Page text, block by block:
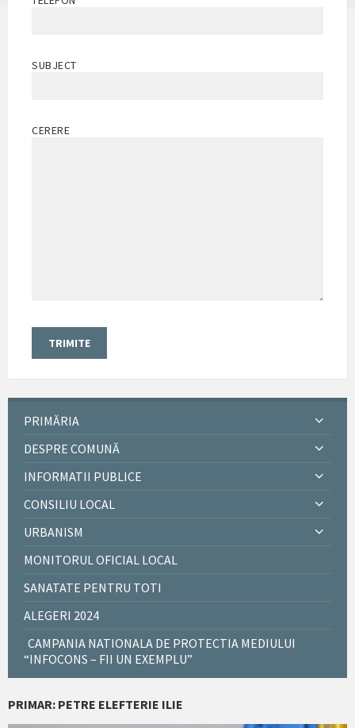
SUBJECT
CERERE
PRIMĂRIA
DESPRE COMUNĂ
INFORMATII PUBLICE
CONSILIU LOCAL
URBANISM
MONITORUL OFICIAL LOCAL
SANATATE PENTRU TOTI
ALEGERI 2024
CAMPANIA NATIONALA DE PROTECTIA MEDIULUI
“INFOCONS – FII UN EXEMPLU”
PRIMAR: PETRE ELEFTERIE ILIE